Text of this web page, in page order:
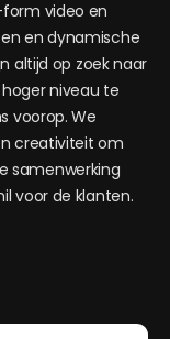
video en
en dynamische
altijd op zoek naar
niveau te
voorop. We
creativiteit om
samenwerking
voor de klanten.